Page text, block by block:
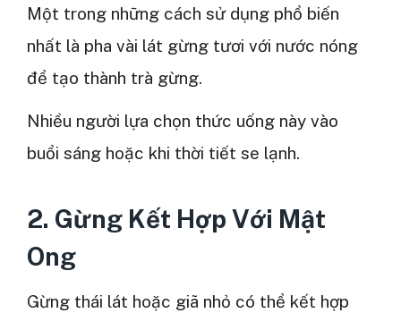
Một trong những cách sử dụng phổ biến
nhất là pha vài lát gừng tươi với nước nóng
để tạo thành trà gừng.
Nhiều người lựa chọn thức uống này vào
buổi sáng hoặc khi thời tiết se lạnh.
2. Gừng Kết Hợp Với Mật
Ong
Gừng thái lát hoặc giã nhỏ có thể kết hợp